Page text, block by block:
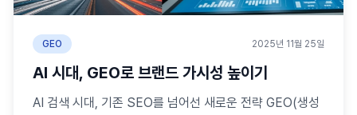
GEO 2025년 11월 25일
AI 시대, GEO로 브랜드 가시성 높이기
AI 검색 시대, 기존 SEO를 넘어선 새로운 전략 GEO(생성